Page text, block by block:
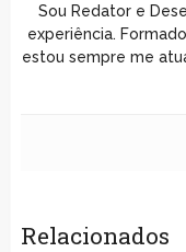
Sou Redator e
experiência.
estou sempre me
Relacionados